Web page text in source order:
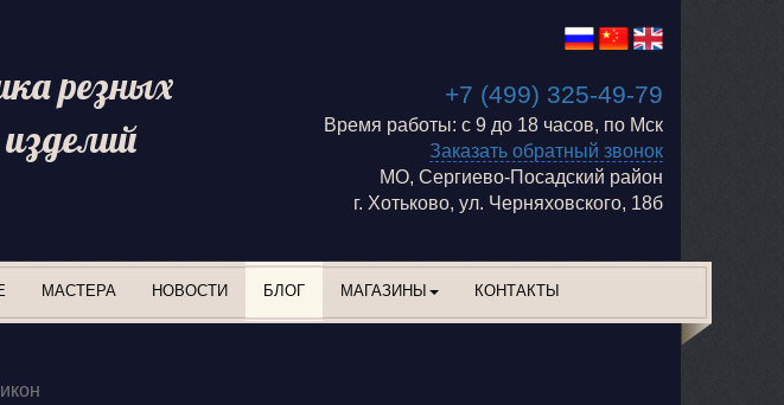
резных
+7 (499) 325-49-79
Время работы: с 9 до 18 часов, по Мск
Заказать обратный звонок
МО, Сергиево-Посадский район
г. Хотьково, ул. Черняховского, 18б
МАСТЕРА НОВОСТИ БЛОГ МАГАЗИНЫ КОНТАКТЫ